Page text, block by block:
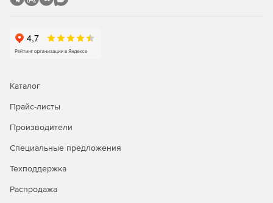
Каталог
Прайс-листы
Производители
Специальные предложения
Техподдержка
Распродажа